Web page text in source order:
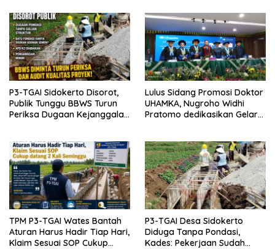
P3-TGAI Sidokerto Disorot,
Publik Tunggu BBWS Turun
Periksa Dugaan Kejanggalan
Lulus Sidang Promosi Doktor
UHAMKA, Nugroho Widhi
Pratomo dedikasikan Gelar
TPM P3-TGAI Wates Bantah
Aturan Harus Hadir Tiap Hari,
Klaim Sesuai SOP Cukup
P3-TGAI Desa Sidokerto
Diduga Tanpa Pondasi,
Kades: Pekerjaan Sudah